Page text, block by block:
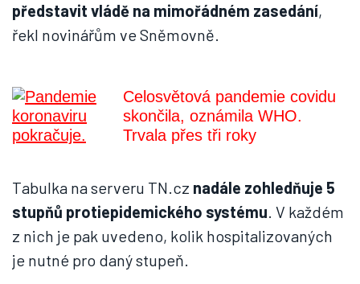
představit vládě na mimořádném zasedání,
řekl novinářům ve Sněmovně.
Celosvětová pandemie covidu
skončila, oznámila WHO.
Trvala přes tři roky
Tabulka na serveru TN.cz nadále zohledňuje 5
stupňů protiepidemického systému. V každém
z nich je pak uvedeno, kolik hospitalizovaných
je nutné pro daný stupeň.